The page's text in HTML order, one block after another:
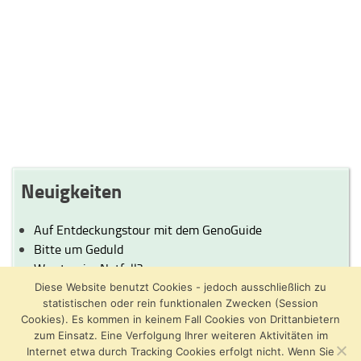
Neuigkeiten
Auf Entdeckungstour mit dem GenoGuide
Bitte um Geduld
Was tun im Notfall?
Genießen Sie die Ostertage!
Diese Website benutzt Cookies - jedoch ausschließlich zu
statistischen oder rein funktionalen Zwecken (Session
Cookies). Es kommen in keinem Fall Cookies von Drittanbietern
zum Einsatz. Eine Verfolgung Ihrer weiteren Aktivitäten im
Internet etwa durch Tracking Cookies erfolgt nicht. Wenn Sie